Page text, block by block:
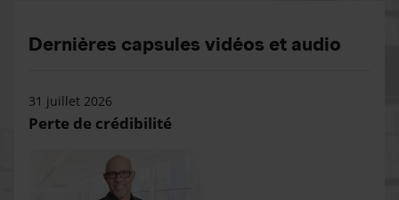
Dernières capsules vidéos et audio
31 juillet 2026
Perte de crédibilité